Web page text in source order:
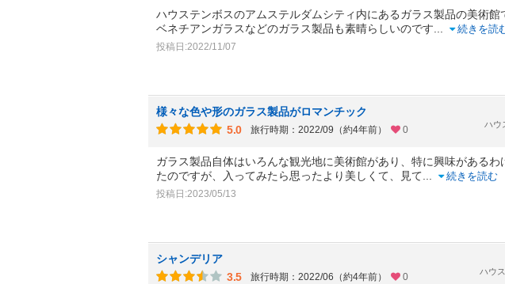
ハウステンボスのアムステルダムシティ内にあるガラス製品の美術館
ベネチアンガラスなどのガラス製品も素晴らしいのです
続きを読
投稿日:2022/11/07
様々な色や形のガラス製品がロマンチック
5.0
旅行時期：2022/09（約4年前） 0
ハウ
ガラス製品自体はいろんな観光地に美術館があり、特に興味があるわ
たのですが、入ってみたら思ったより美しくて、見て
続きを読む
投稿日:2023/05/13
シャンデリア
3.5
旅行時期：2022/06（約4年前） 0
ハウ